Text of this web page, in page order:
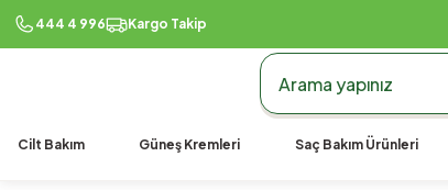
444 4 996 Kargo Takip
Cilt Bakım Güneş Kremleri Saç Bakım Ürünleri